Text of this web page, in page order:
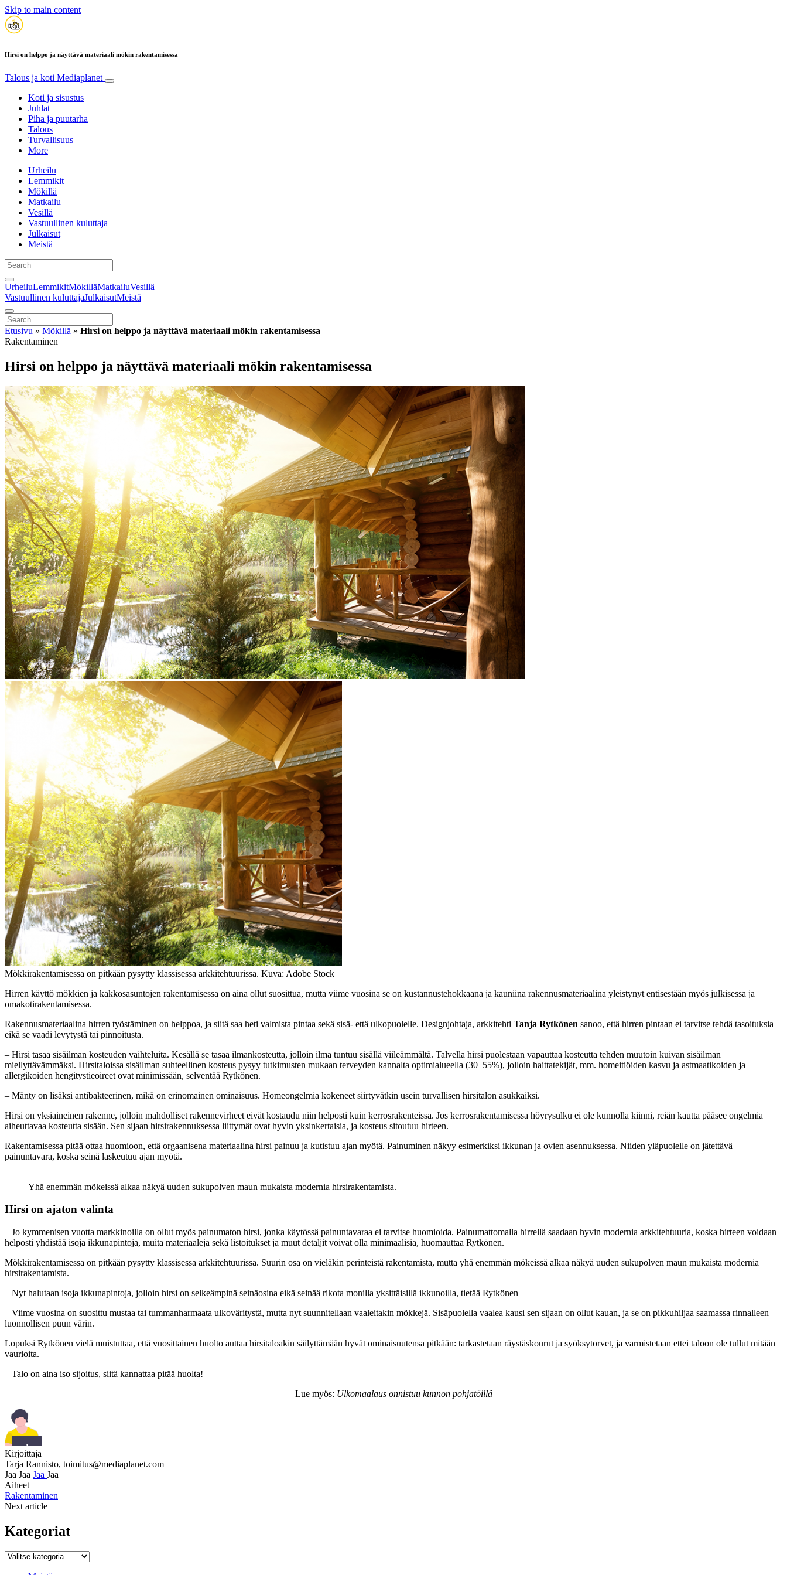
Skip to main content
Hirsi on helppo ja näyttävä materiaali mökin rakentamisessa
Talous ja koti Mediaplanet
Koti ja sisustus
Juhlat
Piha ja puutarha
Talous
Turvallisuus
More
Urheilu
Lemmikit
Mökillä
Matkailu
Vesillä
Vastuullinen kuluttaja
Julkaisut
Meistä
UrheiluLemmikitMökilläMatkailuVesillä
Vastuullinen kuluttajaJulkaisutMeistä
Etusivu » Mökillä » Hirsi on helppo ja näyttävä materiaali mökin rakentamisessa
Rakentaminen
Hirsi on helppo ja näyttävä materiaali mökin rakentamisessa
Mökkirakentamisessa on pitkään pysytty klassisessa arkkitehtuurissa. Kuva: Adobe Stock
Hirren käyttö mökkien ja kakkosasuntojen rakentamisessa on aina ollut suosittua, mutta viime vuosina se on kustannustehokkaana ja kauniina rakennusmateriaalina yleistynyt entisestään myös julkisessa ja
omakotirakentamisessa.
Rakennusmateriaalina hirren työstäminen on helppoa, ja siitä saa heti valmista pintaa sekä sisä- että ulkopuolelle. Designjohtaja, arkkitehti Tanja Rytkönen sanoo, että hirren pintaan ei tarvitse tehdä tasoituksia
eikä se vaadi levytystä tai pinnoitusta.
– Hirsi tasaa sisäilman kosteuden vaihteluita. Kesällä se tasaa ilmankosteutta, jolloin ilma tuntuu sisällä viileämmältä. Talvella hirsi puolestaan vapauttaa kosteutta tehden muutoin kuivan sisäilman
miellyttävämmäksi. Hirsitaloissa sisäilman suhteellinen kosteus pysyy tutkimusten mukaan terveyden kannalta optimialueella (30–55%), jolloin haittatekijät, mm. homeitiöiden kasvu ja astmaatikoiden ja
allergikoiden hengitystieoireet ovat minimissään, selventää Rytkönen.
– Mänty on lisäksi antibakteerinen, mikä on erinomainen ominaisuus. Homeongelmia kokeneet siirtyvätkin usein turvallisen hirsitalon asukkaiksi.
Hirsi on yksiaineinen rakenne, jolloin mahdolliset rakennevirheet eivät kostaudu niin helposti kuin kerrosrakenteissa. Jos kerrosrakentamisessa höyrysulku ei ole kunnolla kiinni, reiän kautta pääsee ongelmia
aiheuttavaa kosteutta sisään. Sen sijaan hirsirakennuksessa liittymät ovat hyvin yksinkertaisia, ja kosteus sitoutuu hirteen.
Rakentamisessa pitää ottaa huomioon, että orgaanisena materiaalina hirsi painuu ja kutistuu ajan myötä. Painuminen näkyy esimerkiksi ikkunan ja ovien asennuksessa. Niiden yläpuolelle on jätettävä
painuntavara, koska seinä laskeutuu ajan myötä.
Yhä enemmän mökeissä alkaa näkyä uuden sukupolven maun mukaista modernia hirsirakentamista.
Hirsi on ajaton valinta
– Jo kymmenisen vuotta markkinoilla on ollut myös painumaton hirsi, jonka käytössä painuntavaraa ei tarvitse huomioida. Painumattomalla hirrellä saadaan hyvin modernia arkkitehtuuria, koska hirteen voidaan
helposti yhdistää isoja ikkunapintoja, muita materiaaleja sekä listoitukset ja muut detaljit voivat olla minimaalisia, huomauttaa Rytkönen.
Mökkirakentamisessa on pitkään pysytty klassisessa arkkitehtuurissa. Suurin osa on vieläkin perinteistä rakentamista, mutta yhä enemmän mökeissä alkaa näkyä uuden sukupolven maun mukaista modernia
hirsirakentamista.
– Nyt halutaan isoja ikkunapintoja, jolloin hirsi on selkeämpinä seinäosina eikä seinää rikota monilla yksittäisillä ikkunoilla, tietää Rytkönen
– Viime vuosina on suosittu mustaa tai tummanharmaata ulkoväritystä, mutta nyt suunnitellaan vaaleitakin mökkejä. Sisäpuolella vaalea kausi sen sijaan on ollut kauan, ja se on pikkuhiljaa saamassa rinnalleen
luonnollisen puun värin.
Lopuksi Rytkönen vielä muistuttaa, että vuosittainen huolto auttaa hirsitaloakin säilyttämään hyvät ominaisuutensa pitkään: tarkastetaan räystäskourut ja syöksytorvet, ja varmistetaan ettei taloon ole tullut mitään
vaurioita.
– Talo on aina iso sijoitus, siitä kannattaa pitää huolta!
Lue myös: Ulkomaalaus onnistuu kunnon pohjatöillä
Kirjoittaja
Tarja Rannisto, toimitus@mediaplanet.com
Jaa Jaa Jaa Jaa
Aiheet
Rakentaminen
Next article
Kategoriat
Kategoriat